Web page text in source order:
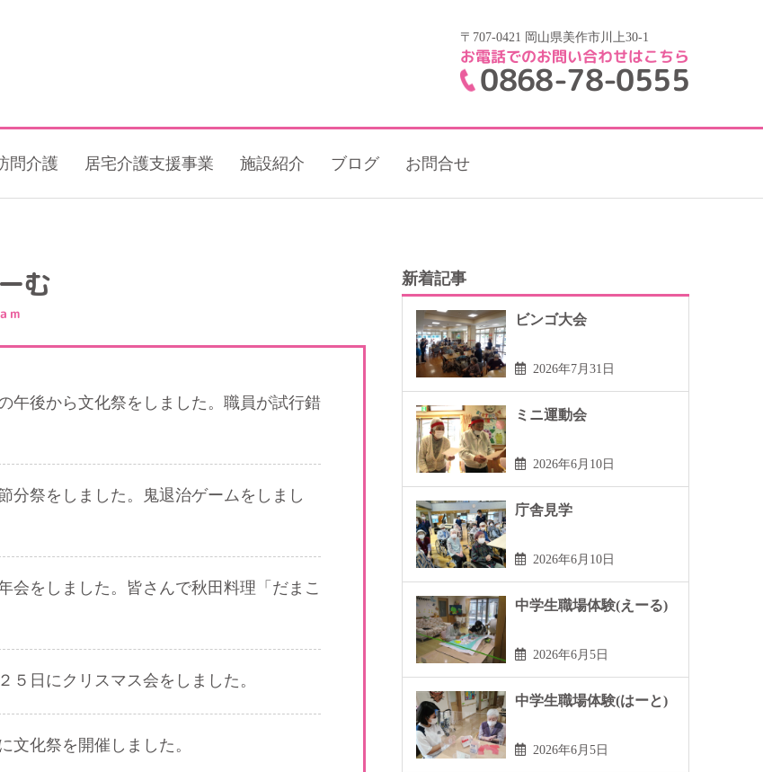
〒707-0421 岡山県美作市川上30-1
お電話でのお問い合わせはこちら
0868-78-0555
問介護 居宅介護支援事業 施設紹介 ブログ お問合せ
む
午後から文化祭をしました。職員が試行錯
分祭をしました。鬼退治ゲームをしまし
会をしました。皆さんで秋田料理「だまこ
５日にクリスマス会をしました。
文化祭を開催しました。
新着記事
ビンゴ大会
2026年7月31日
ミニ運動会
2026年6月10日
庁舎見学
2026年6月10日
中学生職場体験(えーる)
2026年6月5日
中学生職場体験(はーと)
2026年6月5日